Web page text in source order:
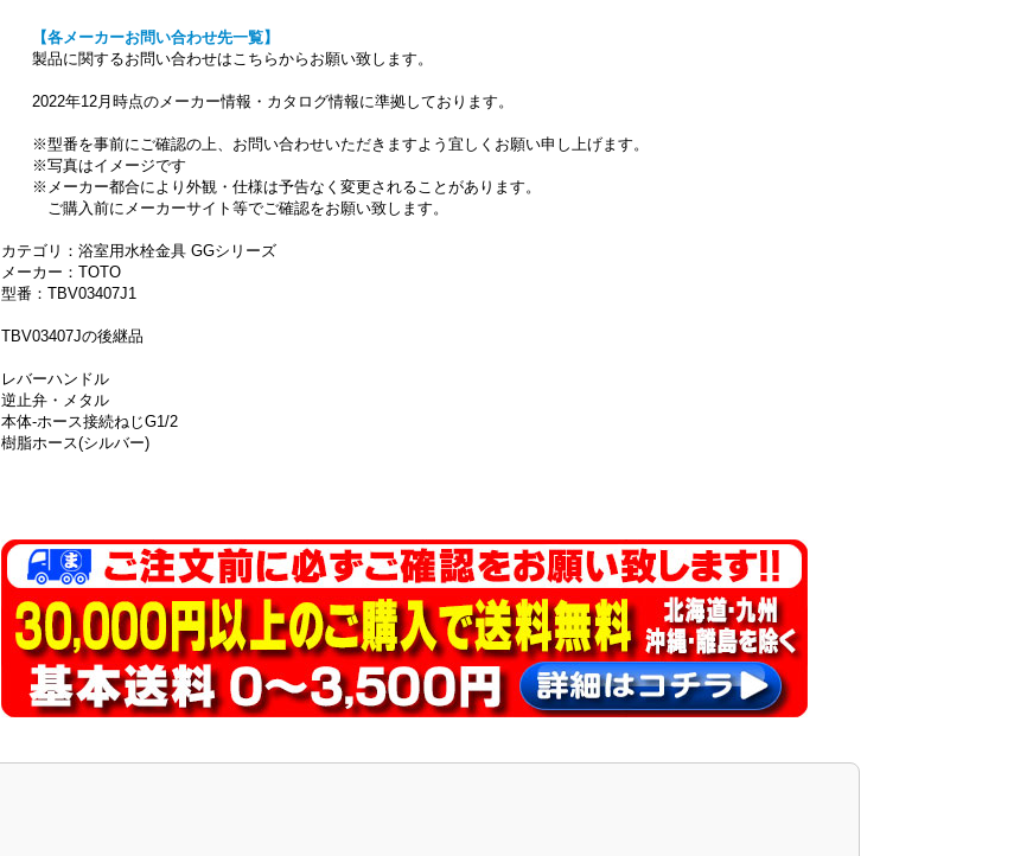
【各メーカーお問い合わせ先一覧】
製品に関するお問い合わせはこちらからお願い致します。
2022年12月時点のメーカー情報・カタログ情報に準拠しております。
※型番を事前にご確認の上、お問い合わせいただきますよう宜しくお願い申し上げます。
※写真はイメージです
※メーカー都合により外観・仕様は予告なく変更されることがあります。
ご購入前にメーカーサイト等でご確認をお願い致します。
カテゴリ：浴室用水栓金具 GGシリーズ
メーカー：TOTO
型番：TBV03407J1
TBV03407Jの後継品
レバーハンドル
逆止弁・メタル
本体-ホース接続ねじG1/2
樹脂ホース(シルバー)